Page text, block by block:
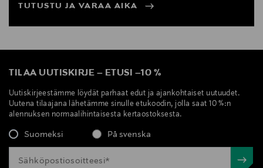
TUTUSTU JA VARAA AIKA
TILAA UUTISKIRJE – ETUSI –10 %
Uutiskirjeestämme löydät parhaat edut ja ajankohtaiset uutuudet.
Uutena tilaajana lähetämme sinulle etukoodin, jolla saat 10 %:n
alennuksen normaalihintaisesta kertaostoksesta.
Suomeksi På svenska